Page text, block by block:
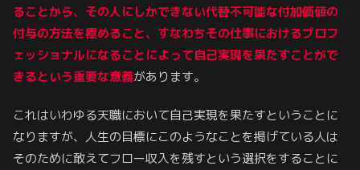
ることから、その人にしかできない代替不可能な付加価値の
付与の方法を極めること、すなわちその仕事におけるプロフ
ェッショナルになることによって自己実現を果たすことがで
きるという重要な意義があります。
これはいわゆる天職において自己実現を果たすということに
なりますが、人生の目標にこのようなことを掲げている人は
そのために敢えてフロー収入を残すという選択をすることに